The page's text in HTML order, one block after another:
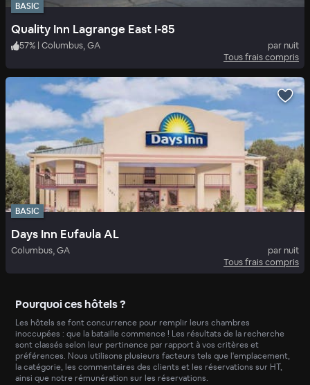
BASIC
Quality Inn Lagrange East I-85
57% | Columbus, GA
par nuit
Tous frais compris
BASIC
Days Inn Eufaula AL
Columbus, GA
par nuit
Tous frais compris
Pourquoi ces hôtels ?
Les hôtels se font concurrence pour remplir leurs chambres
inoccupées : que la bataille commence ! Les résultats de la recherche
sont classés selon leur pertinence par rapport à vos critères et
préférences. Nous utilisons plusieurs facteurs tels que l'emplacement,
la catégorie, les commentaires des clients et les réservations sur HT,
ainsi que notre rémunération sur les réservations.